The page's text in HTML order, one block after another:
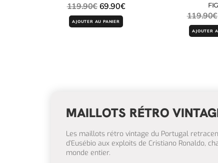
119.90€ 69.90€
AJOUTER AU PANIER
119.90€
AJOUTER
MAILLOTS RÉTRO
Les maillots rétro vintage du Portugal
d’Eusébio aux exploits de Cristiano Ronaldo,
monde entier.